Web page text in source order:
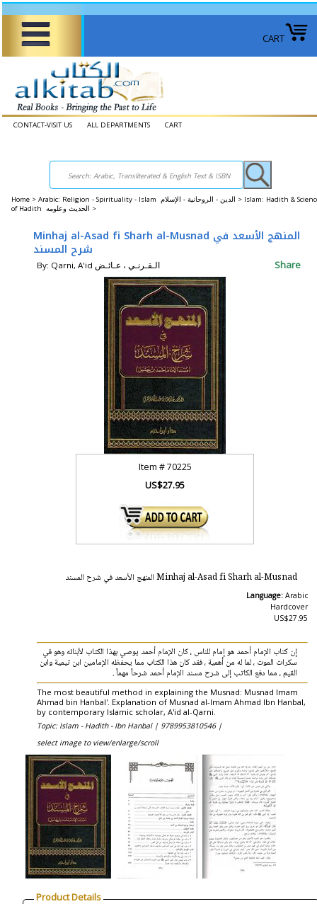
CART
CONTACT-VISIT US ALL DEPARTMENTS CART
Home > Arabic: Religion - Spirituality - Islam الدين - الروحانية - الإسلام > Islam: Hadith &
of Hadith الحديث وعلومه >
Minhaj al-Asad fi Sharh al-Musnad المنهج الأسعد في
شرح المسند
By: Qarni, A'id الـقـرنـي ، عـائـض Share
Item #70225
US$27.95
Minhaj al-Asad fi Sharh al-Musnad المنهج الأسعد في شرح المسند
Language: Arabic
Hardcover
US$27.95
إن كتاب الإمام أحمد هو إمام للناس ، كان الإمام أحمد يوصي بهذا الكتاب لأبنائه وهو في
سكرات الموت ، لما له من أهمية ، فقد كان هذا الكتاب مما يحفظه الإمامين ابن تيمية وابن
القيم ، مما دفع الكاتب إلى شرح مسند الإمام أحمد شرحاً مهماً .
The most beautiful method in explaining the Musnad: Musnad Imam
Ahmad bin Hanbal'. Explanation of Musnad al-Imam Ahmad Ibn Hanbal,
by contemporary Islamic scholar, A'id al-Qarni.
Topic: Islam - Hadith - Ibn Hanbal | 9789953810546 |
select image to view/enlarge/scroll
Product Details